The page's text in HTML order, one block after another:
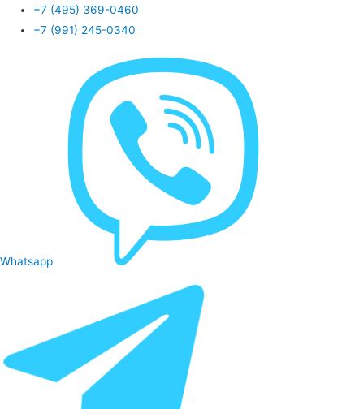
+7 (495) 369-0460
+7 (991) 245-0340
Whatsapp